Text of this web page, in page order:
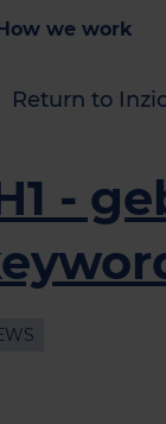
we work
Return to
-